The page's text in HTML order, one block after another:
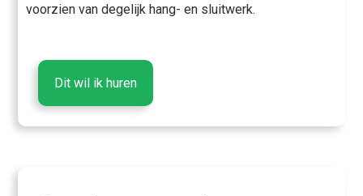
voorzien van degelijk hang- en sluitwerk.
Dit wil ik huren